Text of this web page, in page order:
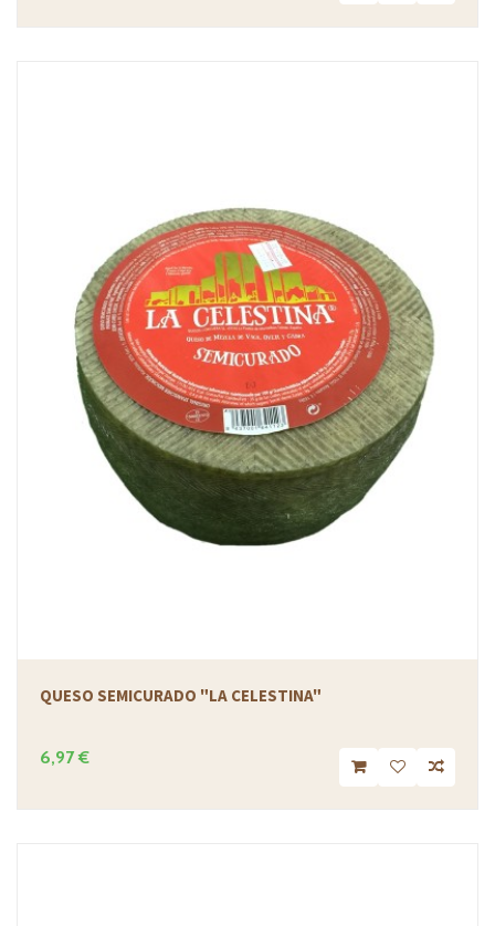
QUESO SEMICURADO "LA CELESTINA"
6,97 €